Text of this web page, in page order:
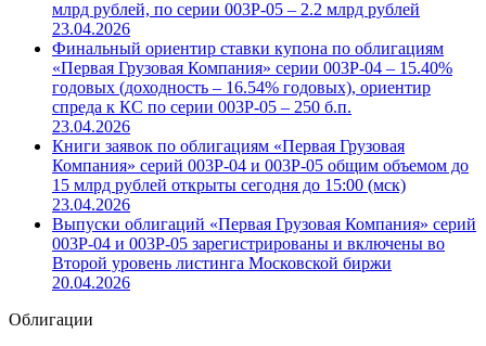
млрд рублей, по серии 003P-05 – 2.2 млрд рублей
23.04.2026
Финальный ориентир ставки купона по облигациям
«Первая Грузовая Компания» серии 003P-04 – 15.40%
годовых (доходность – 16.54% годовых), ориентир
спреда к КС по серии 003P-05 – 250 б.п.
23.04.2026
Книги заявок по облигациям «Первая Грузовая
Компания» серий 003P-04 и 003P-05 общим объемом до
15 млрд рублей открыты сегодня до 15:00 (мск)
23.04.2026
Выпуски облигаций «Первая Грузовая Компания» серий
003Р-04 и 003Р-05 зарегистрированы и включены во
Второй уровень листинга Московской биржи
20.04.2026
Облигации